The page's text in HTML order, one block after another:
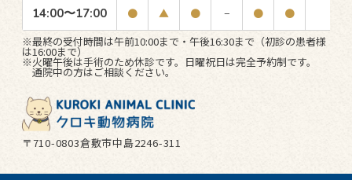
14:00〜17:00 ● ▲ ● − ● ●
※最終の受付時間は午前10:00まで・午後16:30まで（初診の患者様
は16:00まで）
※火曜午後は手術のため休診です。日曜祝日は完全予約制です。
通院中の方はご相談ください。
〒710-0803倉敷市中島2246-311